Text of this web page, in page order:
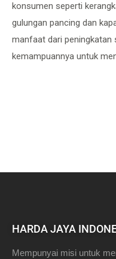
konsumen seperti
gulungan pancing dan
manfaat dari peningkatan
kemampuannya untuk
HARDA JAYA
Mempunyai misi untuk